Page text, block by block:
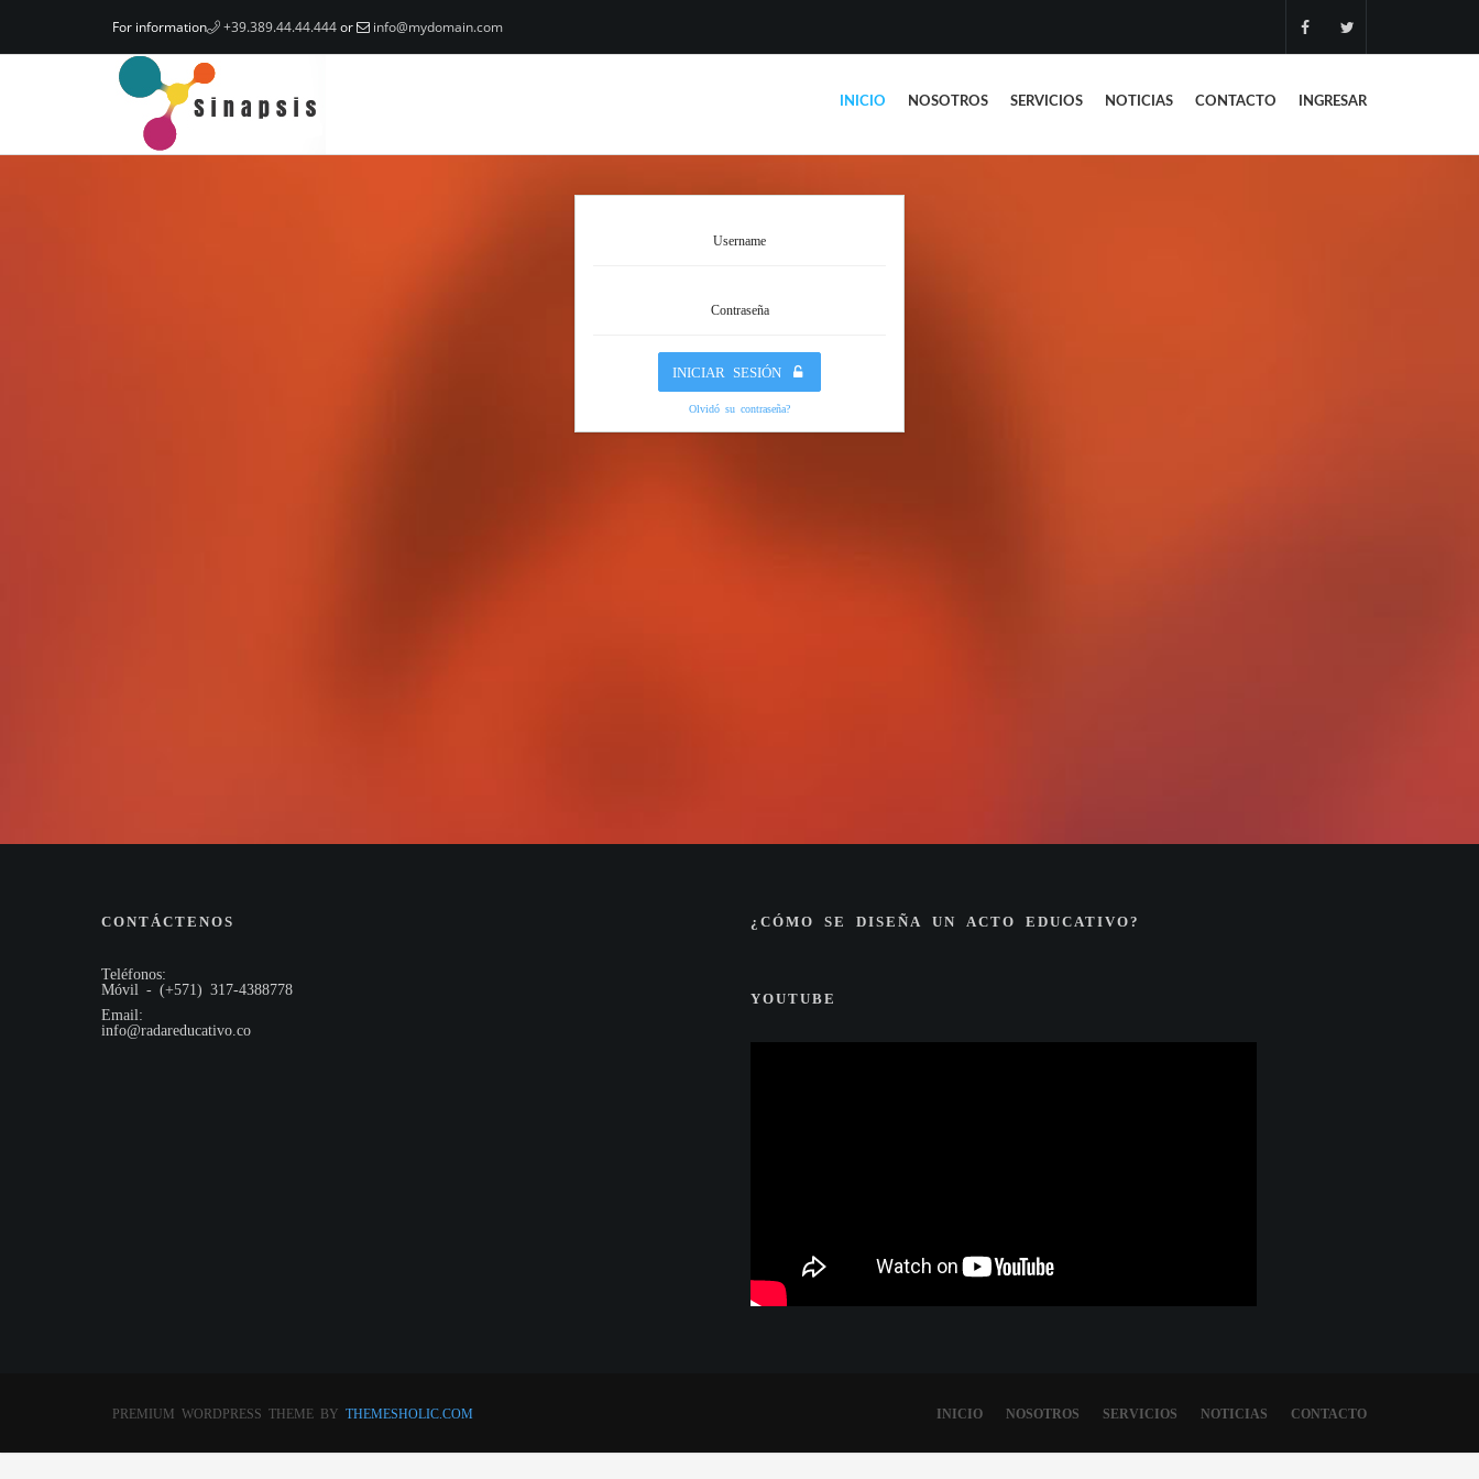
For information +39.389.44.44.444or info@mydomain.com
INICIO NOSOTROS SERVICIOS NOTICIAS CONTACTO INGRESAR
Username
Contraseña
INICIAR SESIÓN
Olvidó su contraseña?
CONTÁCTENOS
Teléfonos:
Móvil - (+571) 317-4388778
Email:
info@radareducativo.co
¿CÓMO SE DISEÑA UN ACTO EDUCATIVO?
YOUTUBE
PREMIUM WORDPRESS THEME BY THEMESHOLIC.COM INICIO NOSOTROS SERVICIOS NOTICIAS CONTACTO